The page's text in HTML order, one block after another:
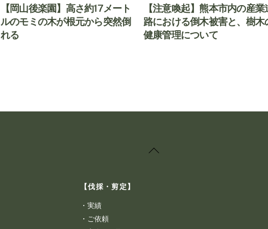
【岡山後楽園】高さ約17メート
ルのモミの木が根元から突然倒
れる
【注意喚起】熊本市内の産業
路における倒木被害と、樹木
健康管理について
Back
【伐採・剪定】
・実績
・ ご依頼